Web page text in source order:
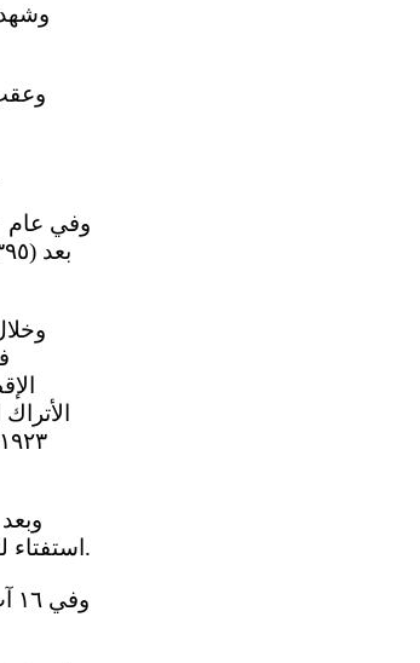
استفتاء لتقرير المصير عقد في عام ١٩٥٠، حمل القبارصة اليونانيون السلاح ضد المستعمر، في عام ١٩٥٥.